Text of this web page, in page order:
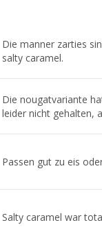
Die manner zarties
salty caramel.
Die nougatvariante
leider nicht gehalten,
Passen gut zu eis
Salty caramel war